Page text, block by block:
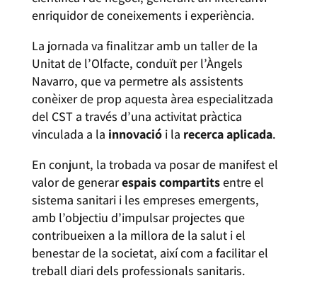
enriquidor de coneixements i experiència.
La jornada va finalitzar amb un taller de la
Unitat de l’Olfacte, conduït per l’Àngels
Navarro, que va permetre als assistents
conèixer de prop aquesta àrea especialitzada
del CST a través d’una activitat pràctica
vinculada a la innovaciói la recerca aplicada.
En conjunt, la trobada va posar de manifest el
valor de generarespais compartitsentre el
sistema sanitari i les empreses emergents,
amb l’objectiu d’impulsar projectes que
contribueixen a la millora de la salut i el
benestar de la societat, així com a facilitar el
treball diari dels professionals sanitaris.